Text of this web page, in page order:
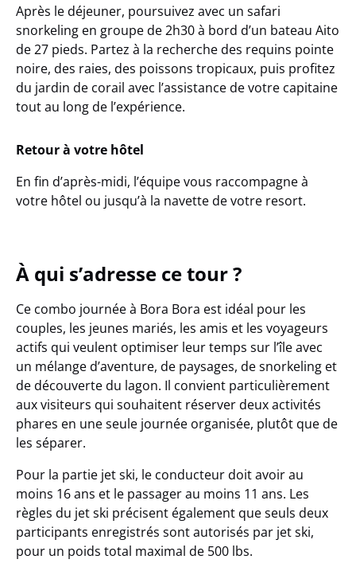
Après le déjeuner, poursuivez avec un safari
snorkeling en groupe de 2h30à bord d’un bateau Aito
de 27 pieds. Partez à la recherche des requins pointe
noire, des raies, des poissons tropicaux, puis profitez
du jardin de corail avec l’assistance de votre capitaine
tout au long de l’expérience.
Retour à votre hôtel
En fin d’après-midi, l’équipe vous raccompagne à
votre hôtel ou jusqu’à la navette de votre resort.
À qui s’adresse ce tour ?
Ce combo journée à Bora Bora est idéal pour les
couples, les jeunes mariés, les amis et les voyageurs
actifs qui veulent optimiser leur temps sur l’île avec
un mélange d’aventure, de paysages, de snorkeling et
de découverte du lagon. Il convient particulièrement
aux visiteurs qui souhaitent réserverdeux activités
phares en une seule journée organisée, plutôt que de
les séparer.
Pour la partie jet ski, le conducteur doit avoir au
moins 16 ans et le passager au moins 11 ans. Les
règles du jet ski précisent également que seuls deux
participants enregistrés sont autorisés par jet ski,
pour un poids total maximal de 500 lbs.